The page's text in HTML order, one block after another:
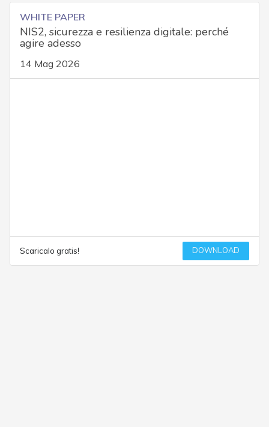
WHITE PAPER
NIS2, sicurezza e resilienza digitale: perché
agire adesso
14 Mag 2026
Scaricalo gratis! DOWNLOAD